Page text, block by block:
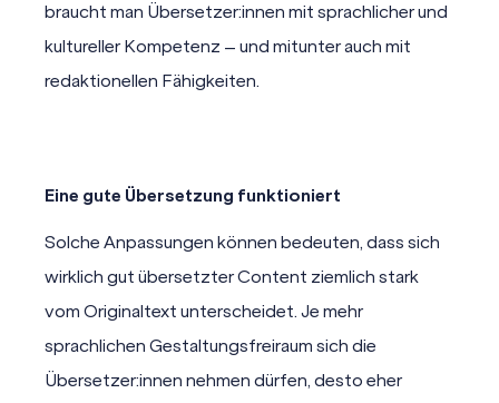
braucht man Übersetzer:innen mit sprachlicher und
kultureller Kompetenz – und mitunter auch mit
redaktionellen Fähigkeiten.
Eine gute Übersetzung funktioniert
Solche Anpassungen können bedeuten, dass sich
wirklich gut übersetzter Content ziemlich stark
vom Originaltext unterscheidet. Je mehr
sprachlichen Gestaltungsfreiraum sich die
Übersetzer:innen nehmen dürfen, desto eher